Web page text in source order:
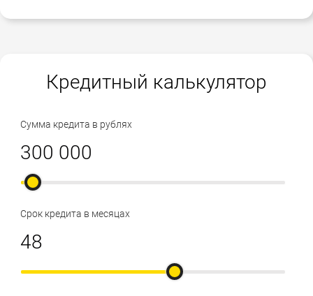
Кредитный калькулятор
Сумма кредита в рублях
Срок кредита в месяцах